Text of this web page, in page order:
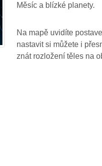
Měsíc a blízké planety.
Na mapě uvidíte
nastavit si můžete i
znát rozložení těles na